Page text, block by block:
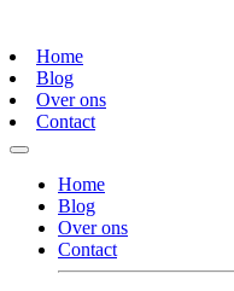
Home
Blog
Over ons
Contact
Home
Blog
Over ons
Contact